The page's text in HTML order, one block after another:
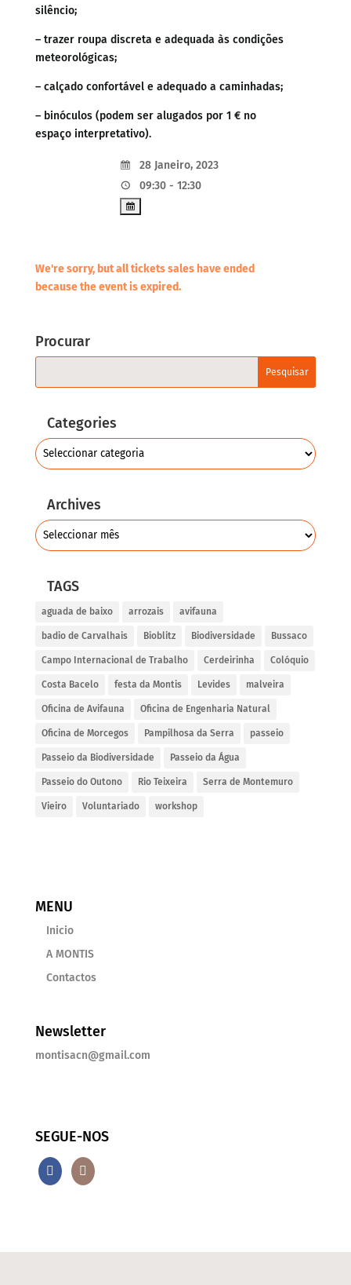
silêncio;
– trazer roupa discreta e adequada às condições
meteorológicas;
– calçado confortável e adequado a caminhadas;
– binóculos (podem ser alugados por 1 € no
espaço interpretativo).
28 Janeiro, 2023
09:30 - 12:30
We're sorry, but all tickets sales have ended
because the event is expired.
Procurar
Categories
Archives
TAGS
aguada de baixo arrozais avifauna
badio de Carvalhais Bioblitz Biodiversidade Bussaco
Campo Internacional de Trabalho Cerdeirinha Colóquio
Costa Bacelo festa da Montis Levides malveira
Oficina de Avifauna Oficina de Engenharia Natural
Oficina de Morcegos Pampilhosa da Serra passeio
Passeio da Biodiversidade Passeio da Água
Passeio do Outono Rio Teixeira Serra de Montemuro
Vieiro Voluntariado workshop
MENU
Inicio
A MONTIS
Contactos
Newsletter
montisacn@gmail.com
SEGUE-NOS